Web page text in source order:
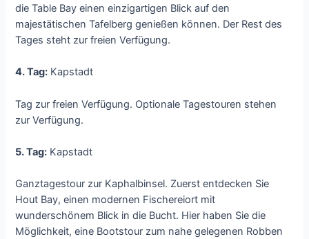
die Table Bay einen einzigartigen Blick auf den
majestätischen Tafelberg genießen können. Der Rest des
Tages steht zur freien Verfügung.
4. Tag: Kapstadt
Tag zur freien Verfügung. Optionale Tagestouren stehen
zur Verfügung.
5. Tag: Kapstadt
Ganztagestour zur Kaphalbinsel. Zuerst entdecken Sie
Hout Bay, einen modernen Fischereiort mit
wunderschönem Blick in die Bucht. Hier haben Sie die
Möglichkeit, eine Bootstour zum nahe gelegenen Robben